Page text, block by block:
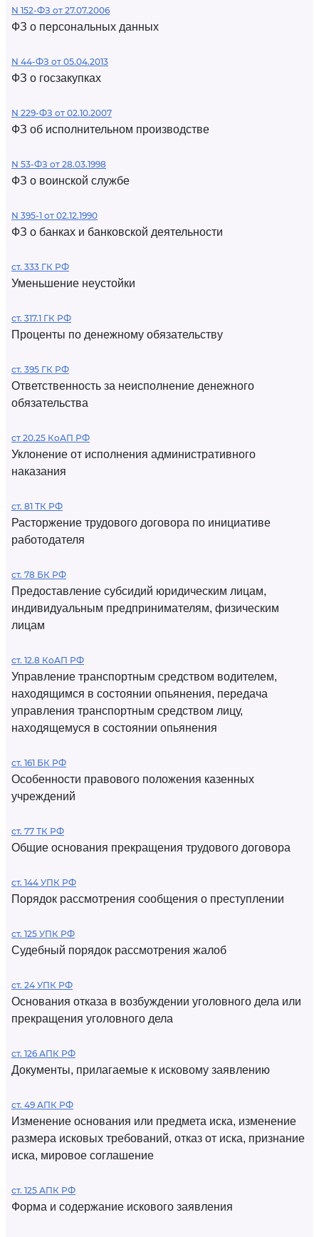
N 152-ФЗ от 27.07.2006
ФЗ о персональных данных
N 44-ФЗ от 05.04.2013
ФЗ о госзакупках
N 229-ФЗ от 02.10.2007
ФЗ об исполнительном производстве
N 53-ФЗ от 28.03.1998
ФЗ о воинской службе
N 395-1 от 02.12.1990
ФЗ о банках и банковской деятельности
ст. 333 ГК РФ
Уменьшение неустойки
ст. 317.1 ГК РФ
Проценты по денежному обязательству
ст. 395 ГК РФ
Ответственность за неисполнение денежного
обязательства
ст 20.25 КоАП РФ
Уклонение от исполнения административного
наказания
ст. 81 ТК РФ
Расторжение трудового договора по инициативе
работодателя
ст. 78 БК РФ
Предоставление субсидий юридическим лицам,
индивидуальным предпринимателям, физическим
лицам
ст. 12.8 КоАП РФ
Управление транспортным средством водителем,
находящимся в состоянии опьянения, передача
управления транспортным средством лицу,
находящемуся в состоянии опьянения
ст. 161 БК РФ
Особенности правового положения казенных
учреждений
ст. 77 ТК РФ
Общие основания прекращения трудового договора
ст. 144 УПК РФ
Порядок рассмотрения сообщения о преступлении
ст. 125 УПК РФ
Судебный порядок рассмотрения жалоб
ст. 24 УПК РФ
Основания отказа в возбуждении уголовного дела или
прекращения уголовного дела
ст. 126 АПК РФ
Документы, прилагаемые к исковому заявлению
ст. 49 АПК РФ
Изменение основания или предмета иска, изменение
размера исковых требований, отказ от иска, признание
иска, мировое соглашение
ст. 125 АПК РФ
Форма и содержание искового заявления